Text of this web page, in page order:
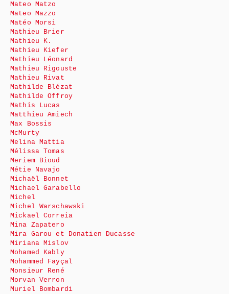
Mateo Matzo
Mateo Mazzo
Matéo Morsi
Mathieu Brier
Mathieu K.
Mathieu Kiefer
Mathieu Léonard
Mathieu Rigouste
Mathieu Rivat
Mathilde Blézat
Mathilde Offroy
Mathis Lucas
Matthieu Amiech
Max Bossis
McMurty
Melina Mattia
Mélissa Tomas
Meriem Bioud
Métie Navajo
Michaël Bonnet
Michael Garabello
Michel
Michel Warschawski
Mickael Correia
Mina Zapatero
Mira Garou et Donatien Ducasse
Miriana Mislov
Mohamed Kably
Mohammed Fayçal
Monsieur René
Morvan Verron
Muriel Bombardi